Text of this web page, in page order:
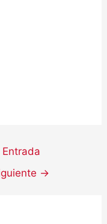
Entrada
→